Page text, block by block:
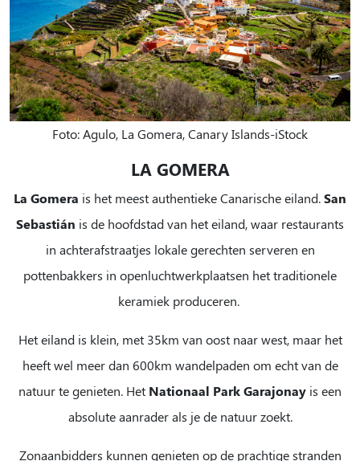
Foto: Agulo, La Gomera, Canary Islands-iStock
LA GOMERA
La Gomera is het meest authentieke Canarische eiland.San
Sebastián is de hoofdstad van het eiland, waar restaurants
in achterafstraatjes lokale gerechten serveren en
pottenbakkers in openluchtwerkplaatsen het traditionele
keramiek produceren.
Het eiland is klein, met 35km van oost naar west, maar het
heeft wel meer dan 600km wandelpaden om echt van de
natuur te genieten. Het Nationaal Park Garajonay is een
absolute aanrader als je de natuur zoekt.
Zonaanbidders kunnen genieten op de prachtige stranden